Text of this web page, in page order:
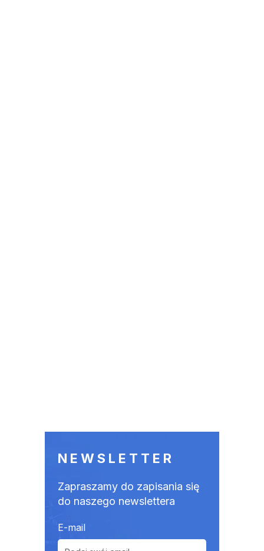
NEWSLETTER
Zapraszamy do zapisania się
do naszego newslettera
E-mail